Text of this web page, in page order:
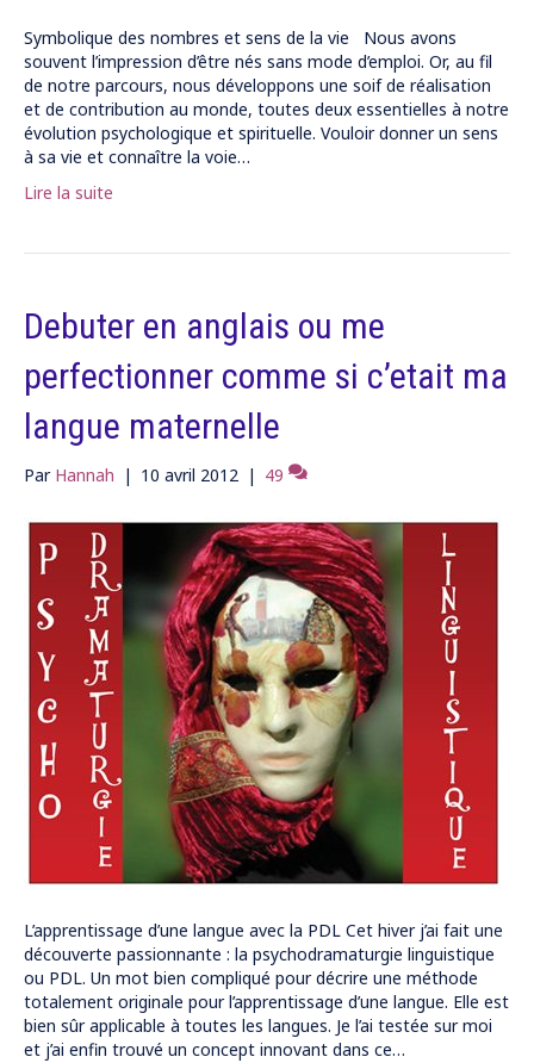
Symbolique des nombres et sens de la vie Nous avons
souvent l’impression d’être nés sans mode d’emploi. Or, au fil
de notre parcours, nous développons une soif de réalisation
et de contribution au monde, toutes deux essentielles à notre
évolution psychologique et spirituelle. Vouloir donner un sens
à sa vie et connaître la voie…
Lire la suite
Debuter en anglais ou me
perfectionner comme si c’etait ma
langue maternelle
Par Hannah | 10 avril 2012 | 49
L’apprentissage d’une langue avec la PDL Cet hiver j’ai fait une
découverte passionnante : la psychodramaturgie linguistique
ou PDL. Un mot bien compliqué pour décrire une méthode
totalement originale pour l’apprentissage d’une langue. Elle est
bien sûr applicable à toutes les langues. Je l’ai testée sur moi
et j’ai enfin trouvé un concept innovant dans ce…